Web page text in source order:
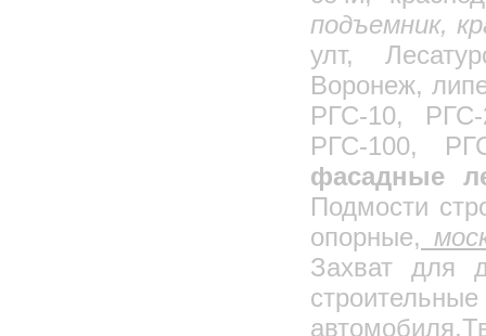
подъемник,
улт,
Воронеж,
РГС-10,
РГС-100,
фасадные
Подмости
опорные,
Захват для